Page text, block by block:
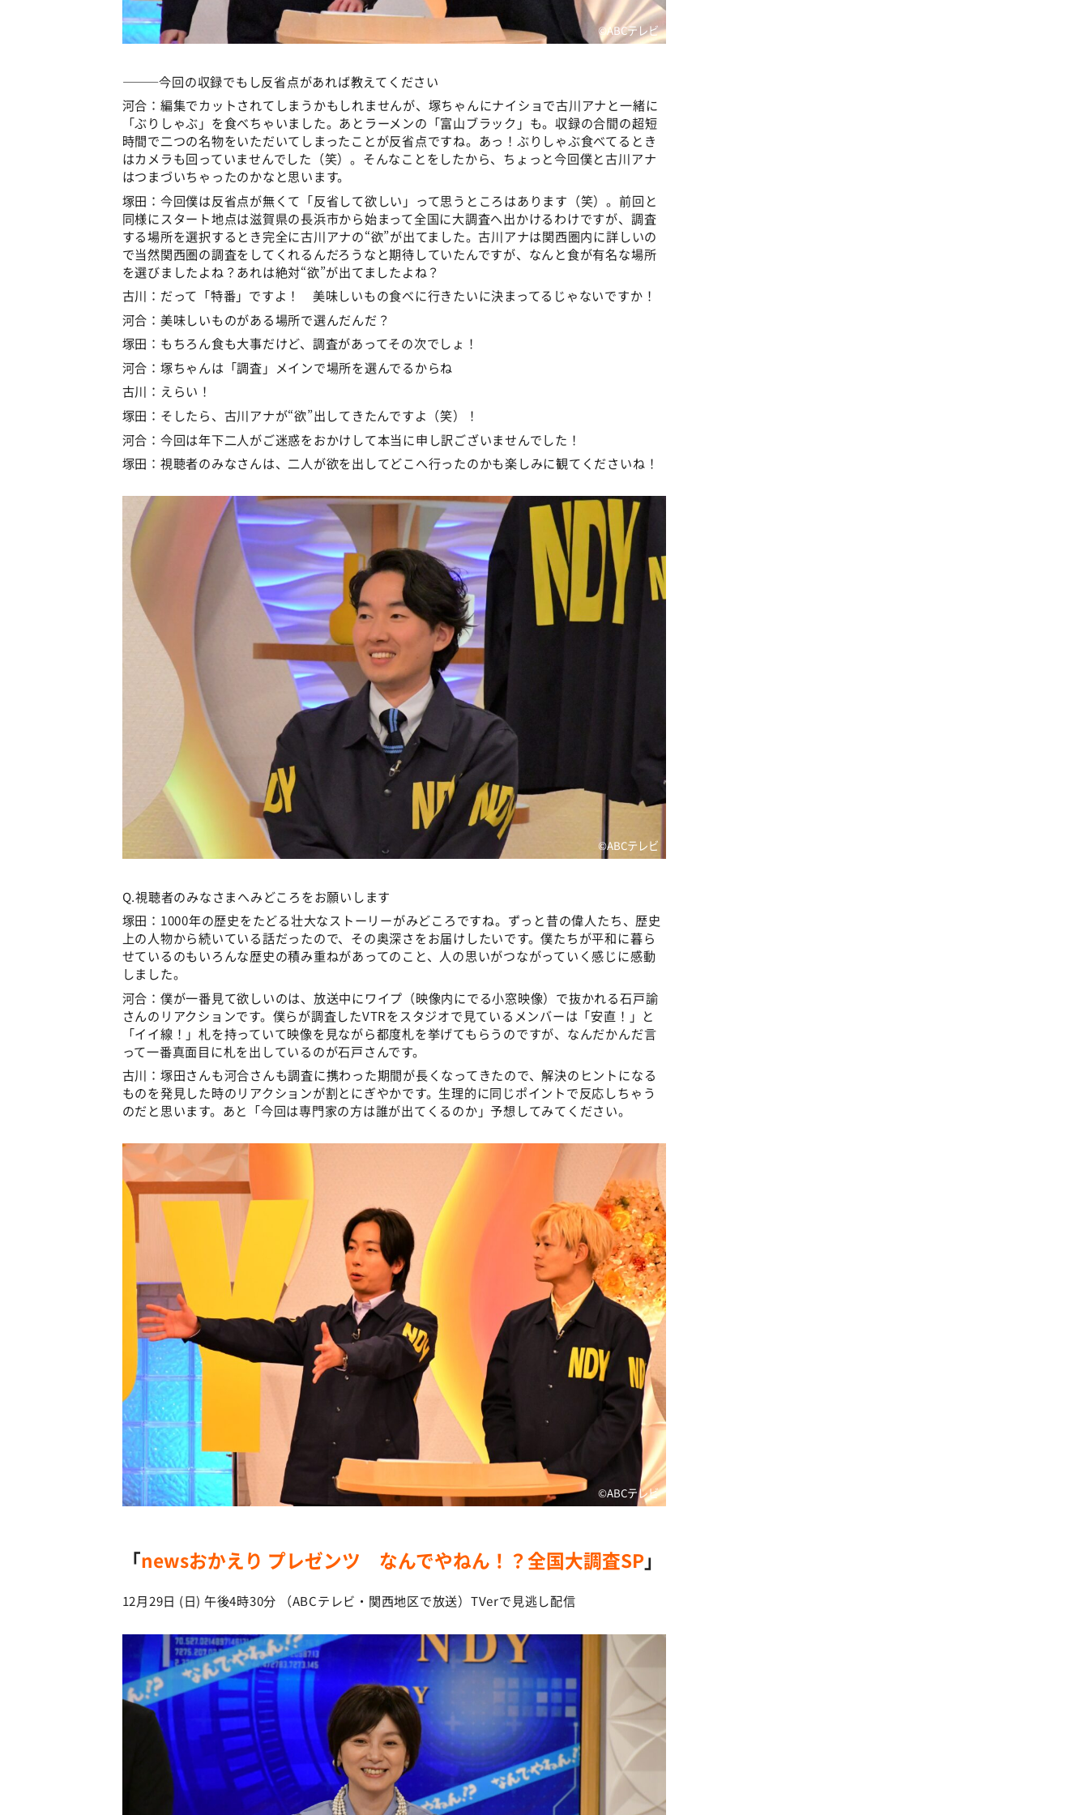
©️ABCテレビ
―――今回の収録でもし反省点があれば教えてください
河合：編集でカットされてしまうかもしれませんが、塚ちゃんにナイショで古川アナと一緒に
「ぶりしゃぶ」を食べちゃいました。あとラーメンの「富山ブラック」も。収録の合間の超短
時間で二つの名物をいただいてしまったことが反省点ですね。あっ！ぶりしゃぶ食べてるとき
はカメラも回っていませんでした（笑）。そんなことをしたから、ちょっと今回僕と古川アナ
はつまづいちゃったのかなと思います。
塚田：今回僕は反省点が無くて「反省して欲しい」って思うところはあります（笑）。前回と
同様にスタート地点は滋賀県の長浜市から始まって全国に大調査へ出かけるわけですが、調査
する場所を選択するとき完全に古川アナの“欲”が出てました。古川アナは関西圏内に詳しいの
で当然関西圏の調査をしてくれるんだろうなと期待していたんですが、なんと食が有名な場所
を選びましたよね？あれは絶対“欲”が出てましたよね？
古川：だって「特番」ですよ！ 美味しいもの食べに行きたいに決まってるじゃないですか！
河合：美味しいものがある場所で選んだんだ？
塚田：もちろん食も大事だけど、調査があってその次でしょ！
河合：塚ちゃんは「調査」メインで場所を選んでるからね
古川：えらい！
塚田：そしたら、古川アナが“欲”出してきたんですよ（笑）！
河合：今回は年下二人がご迷惑をおかけして本当に申し訳ございませんでした！
塚田：視聴者のみなさんは、二人が欲を出してどこへ行ったのかも楽しみに観てくださいね！
©️ABCテレビ
Q.視聴者のみなさまへみどころをお願いします
塚田：1000年の歴史をたどる壮大なストーリーがみどころですね。ずっと昔の偉人たち、歴史
上の人物から続いている話だったので、その奥深さをお届けしたいです。僕たちが平和に暮ら
せているのもいろんな歴史の積み重ねがあってのこと、人の思いがつながっていく感じに感動
しました。
河合：僕が一番見て欲しいのは、放送中にワイプ（映像内にでる小窓映像）で抜かれる石戸諭
さんのリアクションです。僕らが調査したVTRをスタジオで見ているメンバーは「安直！」と
「イイ線！」札を持っていて映像を見ながら都度札を挙げてもらうのですが、なんだかんだ言
って一番真面目に札を出しているのが石戸さんです。
古川：塚田さんも河合さんも調査に携わった期間が長くなってきたので、解決のヒントになる
ものを発見した時のリアクションが割とにぎやかです。生理的に同じポイントで反応しちゃう
のだと思います。あと「今回は専門家の方は誰が出てくるのか」予想してみてください。
©️ABCテレビ
「newsおかえり プレゼンツ なんでやねん！？全国大調査SP」
12月29日 (日) 午後4時30分 （ABCテレビ・関西地区で放送）TVerで見逃し配信